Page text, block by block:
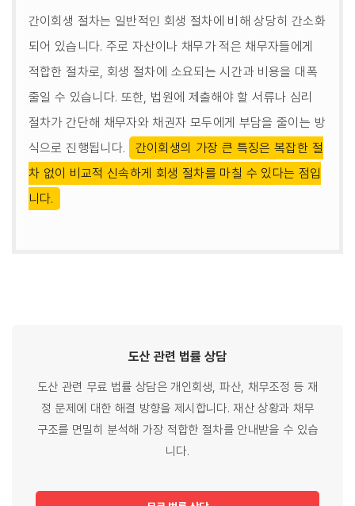
간이회생 절차는 일반적인 회생 절차에 비해 상당히 간소화
되어 있습니다. 주로 자산이나 채무가 적은 채무자들에게
적합한 절차로, 회생 절차에 소요되는 시간과 비용을 대폭
줄일 수 있습니다. 또한, 법원에 제출해야 할 서류나 심리
절차가 간단해 채무자와 채권자 모두에게 부담을 줄이는 방
식으로 진행됩니다.
간이회생의 가장 큰 특징은 복잡한 절
차 없이 비교적 신속하게 회생 절차를 마칠 수 있다는 점입
니다.
도산 관련 법률 상담
도산 관련 무료 법률 상담은 개인회생, 파산, 채무조정 등 재
정 문제에 대한 해결 방향을 제시합니다. 재산 상황과 채무
구조를 면밀히 분석해 가장 적합한 절차를 안내받을 수 있습
니다.